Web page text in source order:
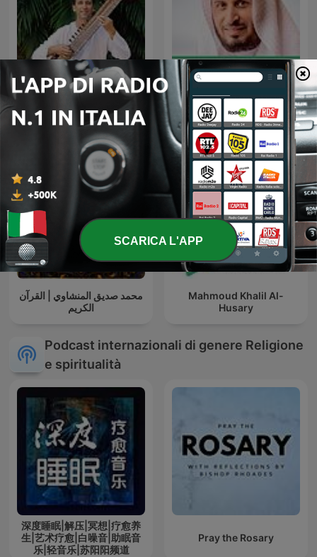
Sitar Meditation Music Saad al-Ghamdi
محمد صديق المنشاوي | القرآن
الكريم
Mahmoud Khalil Al-
Husary
Podcast internazionali di genere Religione
e spiritualità
深度睡眠|解压|冥想|疗愈养
生|艺术疗愈|白噪音|助眠音
乐|轻音乐|苏阳阳频道
Pray the Rosary
SCARICA L'APP